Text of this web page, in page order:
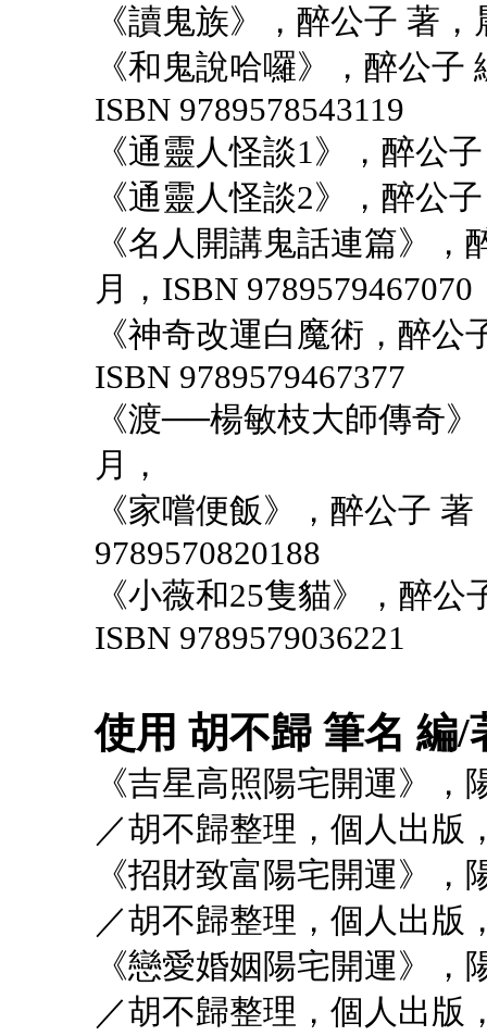
《讀鬼族》，醉公子 著
《和鬼說哈囉》，醉公
ISBN 9789578543119
《通靈人怪談1》，醉公
《通靈人怪談2》，醉公
《名人開講鬼話連篇》
月，ISBN 9789579467070
《神奇改運白魔術，醉
ISBN 9789579467377
《渡──楊敏枝大師傳奇
月，
《家嚐便飯》，醉公子
9789570820188
《小薇和25隻貓》，醉
ISBN 9789579036221
使用 胡不歸 筆名 編
《吉星高照陽宅開運》
／胡不歸整理，個人出版
《招財致富陽宅開運》
／胡不歸整理，個人出版
《戀愛婚姻陽宅開運》
／胡不歸整理，個人出版